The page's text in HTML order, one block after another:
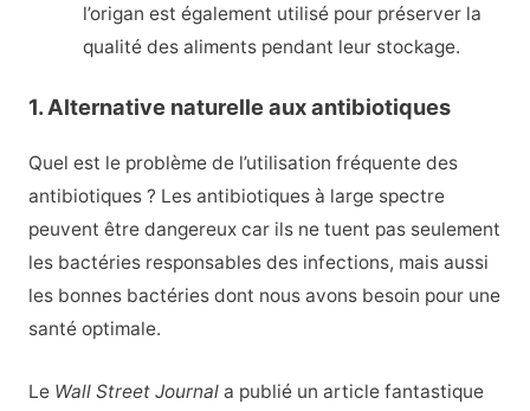
l’origan est également utilisé pour préserver la
qualité des aliments pendant leur stockage.
1. Alternative naturelle aux antibiotiques
Quel est le problème de l’utilisation fréquente des
antibiotiques ? Les antibiotiques à large spectre
peuvent être dangereux car ils ne tuent pas seulement
les bactéries responsables des infections, mais aussi
les bonnes bactéries dont nous avons besoin pour une
santé optimale.
Le Wall Street Journala publié un article fantastique